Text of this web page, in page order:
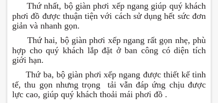
Thứ nhất, bộ giàn phơi xếp ngang giúp quý khách
phơi đồ được thuận tiện với cách sử dụng hết sức đơn
giản và nhanh gọn.
Thứ hai, bộ giàn phơi xếp ngang rất gọn nhẹ, phù
hợp cho quý khách lắp đặt ở ban công có diện tích
giới hạn.
Thứ ba, bộ giàn phơi xếp ngang được thiết kế tinh
tế, thu gọn nhưng trọng tải vẫn đáp ứng chịu được
lực cao, giúp quý khách thoải mái phơi đồ .